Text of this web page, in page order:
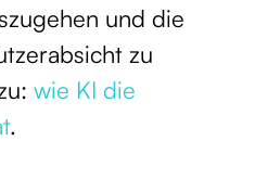
und die
zu
wie KI die
.